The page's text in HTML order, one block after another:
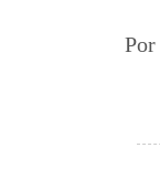
Por